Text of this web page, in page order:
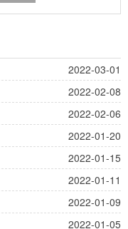
2022-03-01
2022-02-08
2022-02-06
2022-01-20
2022-01-15
2022-01-11
2022-01-09
2022-01-05